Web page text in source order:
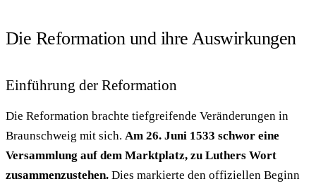
Die Reformation und ihre Auswirkungen
Einführung der Reformation
Die Reformation brachte tiefgreifende Veränderungen in
Braunschweig mit sich. Am 26. Juni 1533 schwor eine
Versammlung auf dem Marktplatz, zu Luthers Wort
zusammenzustehen. Dies markierte den offiziellen Beginn